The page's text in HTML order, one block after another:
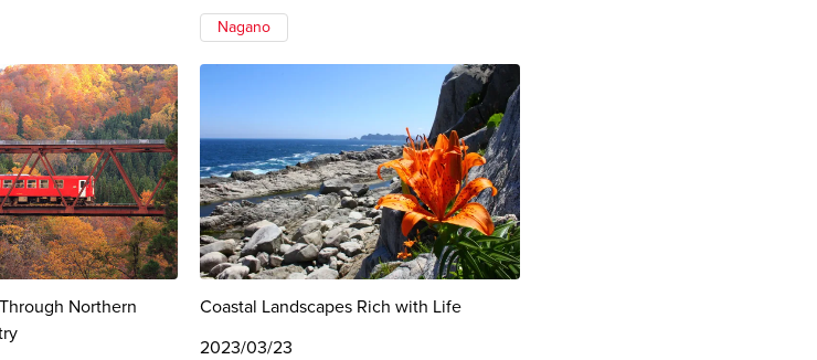
Nagano
Northern
Coastal Landscapes Rich with Life
2023/03/23